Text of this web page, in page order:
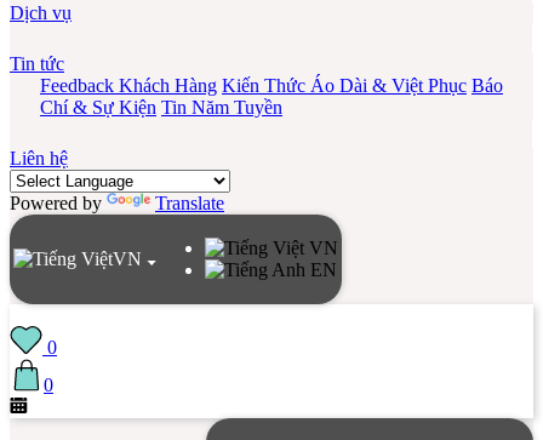
Dịch vụ
Tin tức
Feedback Khách Hàng Kiến Thức Áo Dài & Việt Phục Báo
Chí & Sự Kiện Tin Năm Tuyền
Liên hệ
Powered by Translate
VN
VN
EN
0
0